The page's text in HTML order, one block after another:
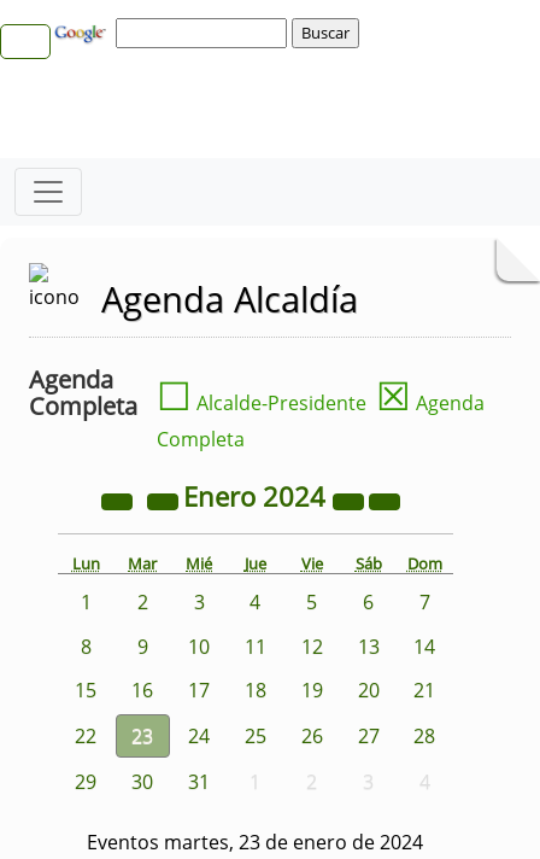
Agenda Alcaldía
Agenda
Completa
☐ Alcalde-Presidente ☒ Agenda
Completa
Enero 2024
Lun Mar Mié Jue Vie Sáb Dom
1 2 3 4 5 6
7
8
9 10 11 12 13
14
15
16 17 18 19 20
21
22
23 24 25 26 27
28
29
30 31 1 2 3 4
Eventos martes, 23 de enero de 2024